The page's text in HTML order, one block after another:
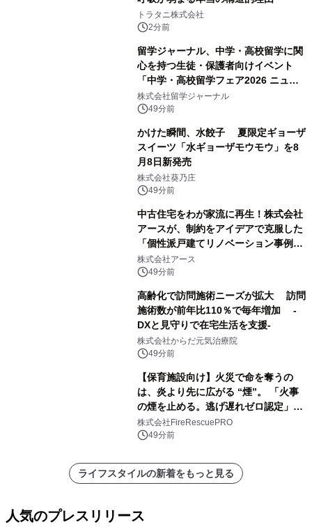
トラタニ株式会社
2分前
留学ジャーナル、中学・高校留学に関
心を持つ生徒・保護者向けイベント
「中学・高校留学フェア2026 ニュー
ジーランド＆オーストラリア」を
9/12(土)に開催
株式会社留学ジャーナル
49分前
かけた瞬間、水餃子 夏限定ギョーザ
スイーツ「水ギョーザモウモウ」を8
月8日新発売
株式会社葵乃庄
49分前
中古住宅をわが家流に再生！株式会社
アースが、制約をアイデアで克服した
「個性派戸建てリノベーション事例5
選」を公開
株式会社アース
49分前
高齢化で訪問施術ニーズが拡大 訪問
施術数が前年比110％で毎年増加 -
DXと見守りで在宅生活を支援-
株式会社からだ元気治療院
49分前
【保育施設向け】火災で命を奪うの
は、炎より先に広がる “煙”。 「火事
の煙を止める。逃げ遅れゼロ認定」提
供開始
株式会社FireRescuePRO
49分前
ライフスタイルの新着をもっと見る
人気のプレスリリース